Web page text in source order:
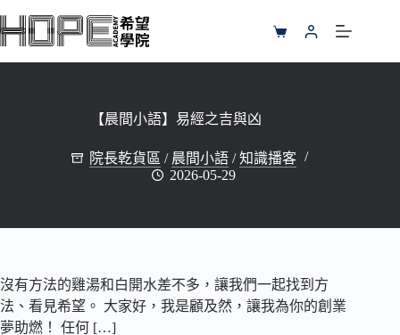
至
購
物
【晨間小語】易經之吉與凶
院長乾貨區 / 晨間小語 /知識播客
2026-05-29
沒有方法的雞湯和白開水差不多，讓我們一起找到方
法、看見希望。 大家好，我是顧及然，讓我為你的創業
夢助燃！ 任何 […]